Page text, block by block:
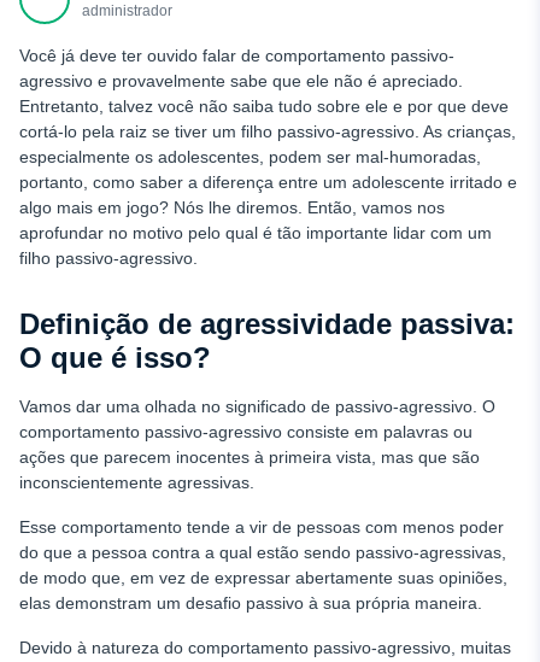
administrador
Você já deve ter ouvido falar de comportamento passivo-
agressivo e provavelmente sabe que ele não é apreciado.
Entretanto, talvez você não saiba tudo sobre ele e por que deve
cortá-lo pela raiz se tiver um filho passivo-agressivo. As crianças,
especialmente os adolescentes, podem ser mal-humoradas,
portanto, como saber a diferença entre um adolescente irritado e
algo mais em jogo? Nós lhe diremos. Então, vamos nos
aprofundar no motivo pelo qual é tão importante lidar com um
filho passivo-agressivo.
Definição de agressividade passiva:
O que é isso?
Vamos dar uma olhada no significado de passivo-agressivo. O
comportamento passivo-agressivo consiste em palavras ou
ações que parecem inocentes à primeira vista, mas que são
inconscientemente agressivas.
Esse comportamento tende a vir de pessoas com menos poder
do que a pessoa contra a qual estão sendo passivo-agressivas,
de modo que, em vez de expressar abertamente suas opiniões,
elas demonstram um desafio passivo à sua própria maneira.
Devido à natureza do comportamento passivo-agressivo, muitas
Como começar a usar o uMobix
Conclusão